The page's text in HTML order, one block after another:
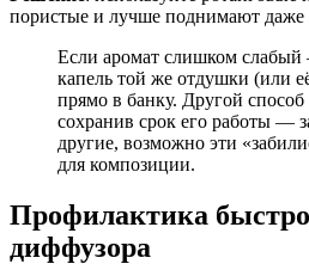
пористые и лучше поднимают даже
Если аромат слишком слабый
капель той же отдушки (или
прямо в банку. Другой способ
сохранив срок его работы —
другие, возможно эти
для композиции.
Профилактика
диффузора